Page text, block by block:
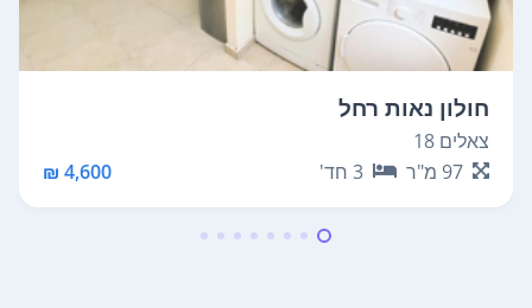
חולון נאות רחל
צאלים 18
97 מ"ר 3 חד' 4,600 ₪